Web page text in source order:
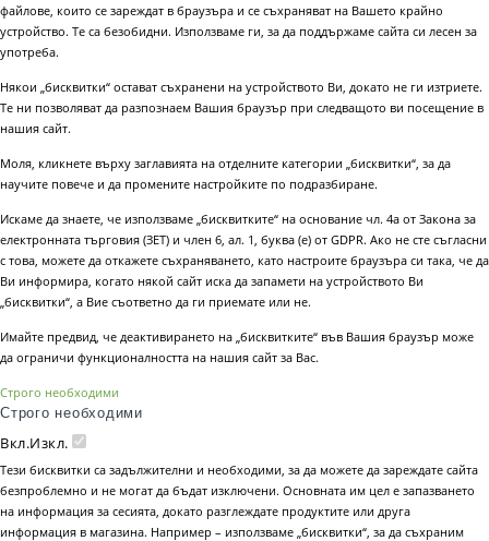
файлове, които се зареждат в браузъра и се съхраняват на Вашето крайно
устройство. Те са безобидни. Използваме ги, за да поддържаме сайта си лесен за
употреба.
Някои „бисквитки“ остават съхранени на устройството Ви, докато не ги изтриете.
Те ни позволяват да разпознаем Вашия браузър при следващото ви посещение в
нашия сайт.
Моля, кликнете върху заглавията на отделните категории „бисквитки“, за да
научите повече и да промените настройките по подразбиране.
Искаме да знаете, че използваме „бисквитките“ на основание чл. 4а от Закона за
електронната търговия (ЗЕТ) и член 6, ал. 1, буква (е) от GDPR. Ако не сте съгласни
с това, можете да откажете съхраняването, като настроите браузъра си така, че да
Ви информира, когато някой сайт иска да запамети на устройството Ви
„бисквитки“, а Вие съответно да ги приемате или не.
Имайте предвид, че деактивирането на „бисквитките“ във Вашия браузър може
да ограничи функционалността на нашия сайт за Вас.
Строго необходими
Строго необходими
Вкл.Изкл.
Тези бисквитки са задължителни и необходими, за да можете да зареждате сайта
безпроблемно и не могат да бъдат изключени. Основната им цел е запазването
на информация за сесията, докато разглеждате продуктите или друга
информация в магазина. Например – използваме „бисквитки“, за да съхраним